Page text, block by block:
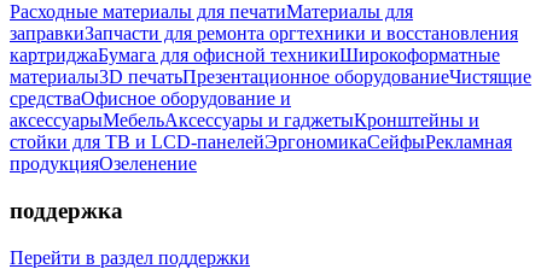
Расходные материалы для печатиМатериалы для
заправкиЗапчасти для ремонта оргтехники и восстановления
картриджаБумага для офисной техникиШирокоформатные
материалы3D печатьПрезентационное оборудованиеЧистящие
средстваОфисное оборудование и
аксессуарыМебельАксессуары и гаджетыКронштейны и
стойки для ТВ и LCD-панелейЭргономикаСейфыРекламная
продукцияОзеленение
поддержка
Перейти в раздел поддержки